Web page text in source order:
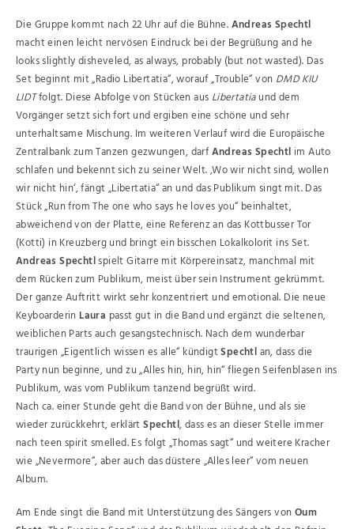
Die Gruppe kommt nach 22 Uhr auf die Bühne.Andreas Spechtl
macht einen leicht nervösen Eindruck bei der Begrüßung and he
looks slightly disheveled, as always, probably (but not wasted). Das
Set beginnt mit „Radio Libertatia“, worauf „Trouble“ von DMD KIU
LIDTfolgt. Diese Abfolge von Stücken aus Libertatiaund dem
Vorgänger setzt sich fort und ergiben eine schöne und sehr
unterhaltsame Mischung. Im weiteren Verlauf wird die Europäische
Zentralbank zum Tanzen gezwungen, darfAndreas Spechtl im Auto
schlafen und bekennt sich zu seiner Welt. ‚Wo wir nicht sind, wollen
wir nicht hin‘, fängt „Libertatia“ an und das Publikum singt mit. Das
Stück „Run from The one who says he loves you“ beinhaltet,
abweichend von der Platte, eine Referenz an das Kottbusser Tor
(Kotti) in Kreuzberg und bringt ein bisschen Lokalkolorit ins Set.
Andreas Spechtlspielt Gitarre mit Körpereinsatz, manchmal mit
dem Rücken zum Publikum, meist über sein Instrument gekrümmt.
Der ganze Auftritt wirkt sehr konzentriert und emotional. Die neue
Keyboarderin Laura passt gut in die Band und ergänzt die seltenen,
weiblichen Parts auch gesangstechnisch. Nach dem wunderbar
traurigen „Eigentlich wissen es alle“ kündigtSpechtlan, dass die
Party nun beginne, und zu „Alles hin, hin, hin“ fliegen Seifenblasen ins
Publikum, was vom Publikum tanzend begrüßt wird.
Nach ca. einer Stunde geht die Band von der Bühne, und als sie
wieder zurückkehrt, erklärtSpechtl, dass es an dieser Stelle immer
nach teen spirit smelled. Es folgt „Thomas sagt“ und weitere Kracher
wie „Nevermore“, aber auch das düstere „Alles leer“ vom neuen
Album.
Am Ende singt die Band mit Unterstützung des Sängers vonOum